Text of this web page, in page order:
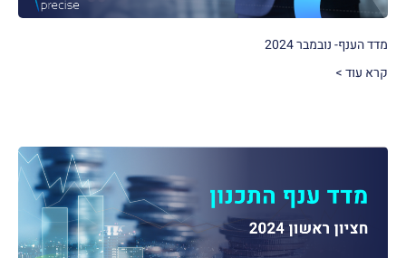
מדד הענף- נובמבר 2024
קרא עוד >